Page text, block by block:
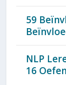
59
NLP
16